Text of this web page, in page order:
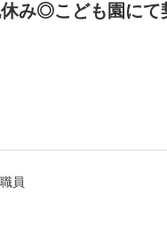
み◎こども園に
員